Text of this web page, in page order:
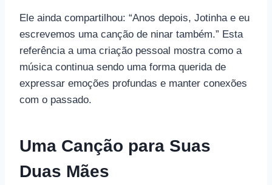
Ele ainda compartilhou: “Anos depois, Jotinha e eu
escrevemos uma canção de ninar também.” Esta
referência a uma criação pessoal mostra como a
música continua sendo uma forma querida de
expressar emoções profundas e manter conexões
com o passado.
Uma Canção para Suas
Duas Mães